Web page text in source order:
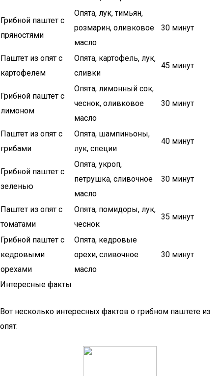
Грибной паштет с
пряностями
Опята, лук, тимьян,
розмарин, оливковое
масло
30 минут
Паштет из опят с
картофелем
Опята, картофель, лук,
сливки
45 минут
Грибной паштет с
лимоном
Опята, лимонный сок,
чеснок, оливковое
масло
30 минут
Паштет из опят с
грибами
Опята, шампиньоны,
лук, специи
40 минут
Грибной паштет с
зеленью
Опята, укроп,
петрушка, сливочное
масло
30 минут
Паштет из опят с
томатами
Опята, помидоры, лук,
чеснок
35 минут
Грибной паштет с
кедровыми
орехами
Опята, кедровые
орехи, сливочное
масло
30 минут
Интересные факты
Вот несколько интересных фактов о грибном паштете из
опят: